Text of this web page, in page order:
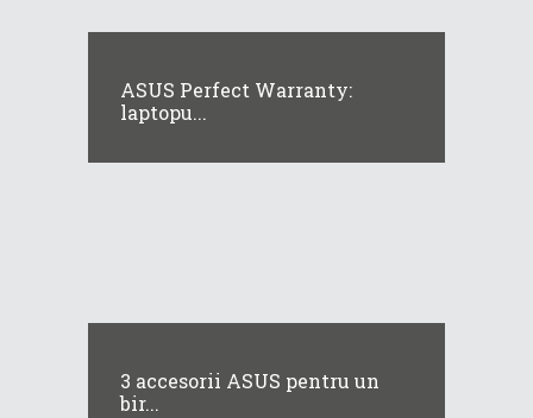
ASUS Perfect Warranty:
laptopu...
3 accesorii ASUS pentru un
bir...